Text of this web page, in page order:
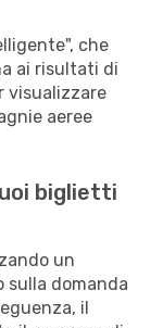
che
ai risultati di
visualizzare
aeree
biglietti
un
sulla domanda
il